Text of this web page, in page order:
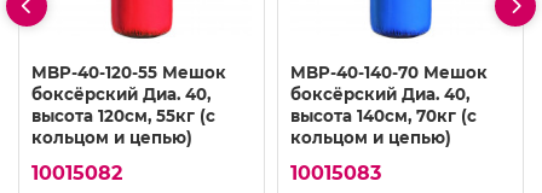
MBP-40-120-55 Мешок
боксёрский Диа. 40,
высота 120см, 55кг (с
кольцом и цепью)
10015082
MBP-40-140-70 Мешок
боксёрский Диа. 40,
высота 140см, 70кг (с
кольцом и цепью)
10015083